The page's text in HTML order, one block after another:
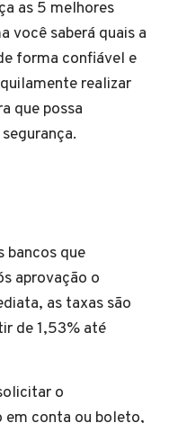
as 5 melhores
você saberá quais a
forma confiável e
realizar
que possa
bancos que
aprovação o
as taxas são
de 1,53% até
o
em conta ou boleto,